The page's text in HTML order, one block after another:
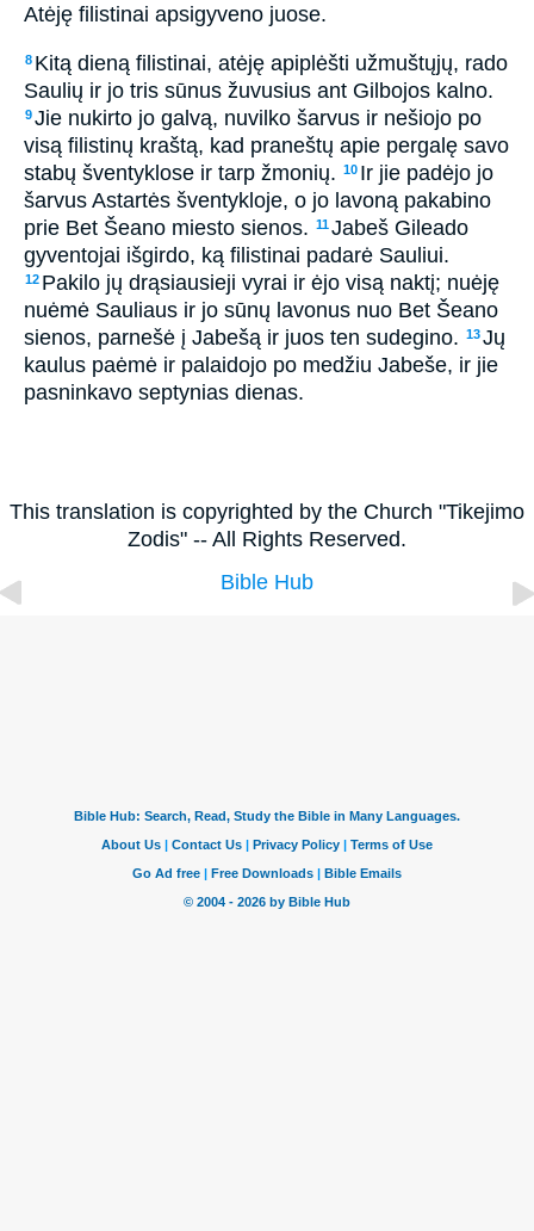
Atėję filistinai apsigyveno juose.
8 Kitą dieną filistinai, atėję apiplėšti užmuštųjų, rado
Saulių ir jo tris sūnus žuvusius ant Gilbojos kalno.
9Jie nukirto jo galvą, nuvilko šarvus ir nešiojo po
visą filistinų kraštą, kad praneštų apie pergalę savo
stabų šventyklose ir tarp žmonių. 10 Ir jie padėjo jo
šarvus Astartės šventykloje, o jo lavoną pakabino
prie Bet Šeano miesto sienos. 11Jabeš Gileado
gyventojai išgirdo, ką filistinai padarė Sauliui.
12 Pakilo jų drąsiausieji vyrai ir ėjo visą naktį; nuėję
nuėmė Sauliaus ir jo sūnų lavonus nuo Bet Šeano
sienos, parnešė į Jabešą ir juos ten sudegino. 13Jų
kaulus paėmė ir palaidojo po medžiu Jabeše, ir jie
pasninkavo septynias dienas.
This translation is copyrighted by the Church "Tikejimo
Zodis" -- All Rights Reserved.
Bible Hub